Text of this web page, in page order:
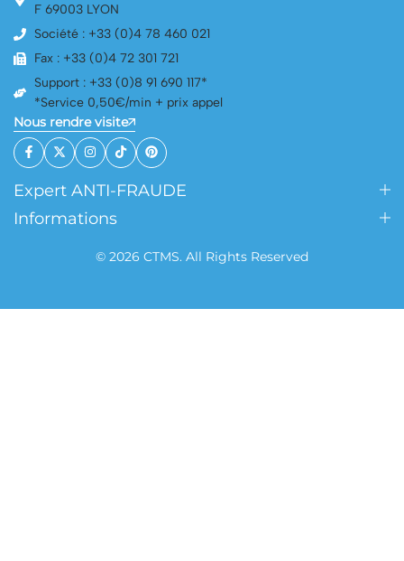
F 69003 LYON
Société : +33 (0)4 78 460 021
Fax : +33 (0)4 72 301 721
Support : +33 (0)8 91 690 117*
*Service 0,50€/min + prix appel
Nous rendre visite
Expert ANTI-FRAUDE
Informations
© 2026 CTMS. All Rights Reserved